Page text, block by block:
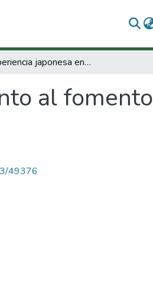
La experiencia japonesa en cuanto al fomento científico y tecnológico.
al fomento
49376